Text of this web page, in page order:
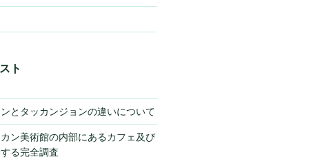
ト
とタッカンジョンの違いについて
カン美術館の内部にあるカフェ及び
る完全調査